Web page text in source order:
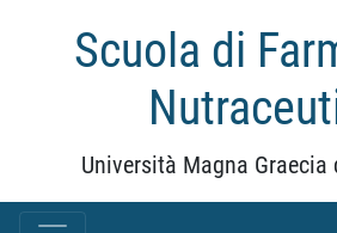
Scuola di
Università Magna Graecia